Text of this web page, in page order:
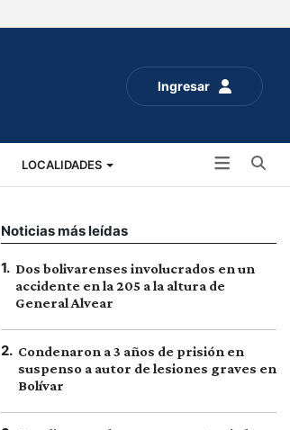
Ingresar
LOCALIDADES
Noticias más leídas
1. Dos bolivarenses involucrados en un
accidente en la 205 a la altura de
General Alvear
2. Condenaron a 3 años de prisión en
suspenso a autor de lesiones graves en
Bolívar